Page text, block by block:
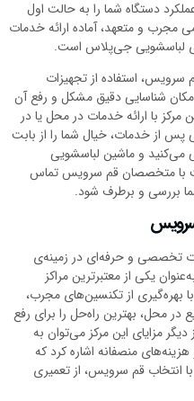
عملکرد دستگاه شما را به حالت اول
مجرب و متعهد، آماده ارائه خدمات
لباسشویی جی‌پلاس است.
سرویس، استفاده از تجهیزات
شناسایی دقیق مشکل و رفع آن
با ارائه خدمات در محل یا در
پس از خدمات، خیال شما را از بابت
می‌کنید و ماشین لباسشویی
با متخصصان قم سرویس تماس
بررسی و برطرف شود.
سرویس
تخصصی و حرفه‌ای در زمینه‌ی
یکی از معتبرترین مراکز
بهره‌گیری از تکنسین‌های مجرب،
در محل، بهترین راه‌حل را برای رفع
مزایای این مرکز می‌توان به
پاسخگویی ۲۴ ساعته و هزینه‌های منصفانه اشاره کرد که
انتخاب قم سرویس، از تعمیری